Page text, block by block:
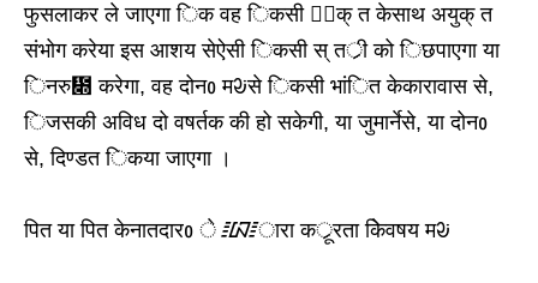
फुसलाकर ले जाएगा िक वह िकसी ᳞िक् त केसाथ अयुक् त
संभोग करेया इस आशय सेऐसी िकसी स् तर्ी को िछपाएगा या
िनरु᳍ करेगा, वह दोनᲂ मᱶसे िकसी भांित केकारावास से,
िजसकी अविध दो वषर्तक की हो सकेगी, या जुमार्नेसे, या दोनᲂ
से, दिण्डत िकया जाएगा ।
पित या पित केनातदारᲂ े ᳇ारा कर्ूरता केिवषय मᱶ